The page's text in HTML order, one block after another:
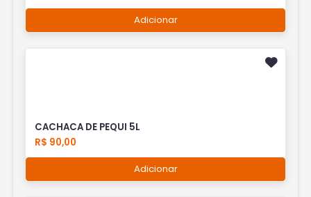
Adicionar
CACHACA DE PEQUI 5L
R$ 90,00
Adicionar